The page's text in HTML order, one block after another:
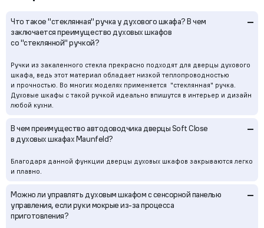
Что такое "стеклянная" ручка у духового шкафа? В чем
заключается преимущество духовых шкафов
со "стеклянной" ручкой?
–
Ручки из закаленного стекла прекрасно подходят для дверцы духового
шкафа, ведь этот материал обладает низкой теплопроводностью
и прочностью. Во многих моделях применяется "стеклянная" ручка.
Духовые шкафы с такой ручкой идеально впишутся в интерьер и дизайн
любой кухни.
В чем преимущество автодоводчика дверцы Soft Close
в духовых шкафах Maunfeld?
–
Благодаря данной функции дверцы духовых шкафов закрываются легко
и плавно.
Можно ли управлять духовым шкафом с сенсорной панелью
управления, если руки мокрые из-за процесса
приготовления?
–